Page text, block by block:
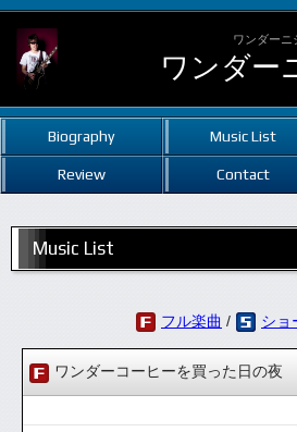
ワンダーニ
ワンダー
Biography Music List
Review Contact
Music List
フル楽曲 / ショ
ワンダーコーヒーを買った日の夜